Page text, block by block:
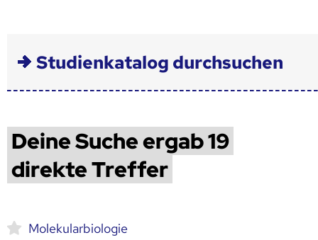
Studienkatalog durchsuchen
Deine Suche ergab 19
direkte Treffer
Molekularbiologie